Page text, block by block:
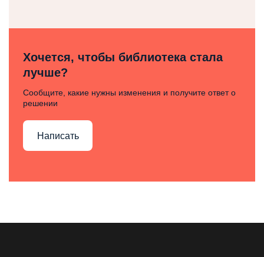
Хочется, чтобы библиотека стала
лучше?
Сообщите, какие нужны изменения и получите ответ о
решении
Написать